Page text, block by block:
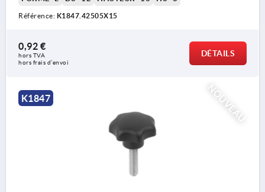
Référence: K1847.42505X15
0,92 €
hors TVA
hors frais d’envoi
DÉTAILS
NOUVEAU
K1847